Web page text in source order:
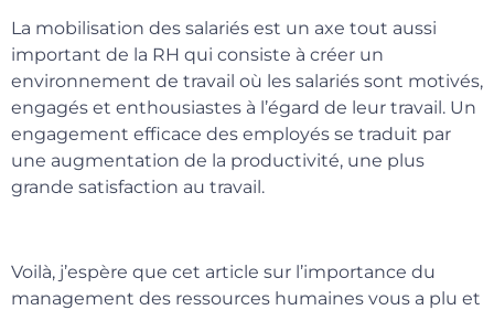
La mobilisation des salariés est un axe tout aussi
important de la RH qui consiste à créer un
environnement de travail où les salariés sont motivés,
engagés et enthousiastes à l’égard de leur travail. Un
engagement efficace des employés se traduit par
une augmentation de la productivité, une plus
grande satisfaction au travail.
Voilà, j’espère que cet article sur l’importance du
management des ressources humaines vous a plu et